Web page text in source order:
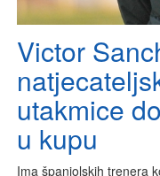
Victor
utakmice
u kupu
Ima španjolskih trenera